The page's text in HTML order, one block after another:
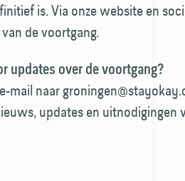
is. Via onze website en
de voortgang.
updates over de voortgang?
mail naar
updates en uitnodigingen